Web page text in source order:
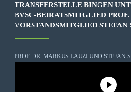
TRANSFERSTELLE BINGEN
BVSC-BEIRATSMITGLIED
VORSTANDSMITGLIED STEFAN
PROF. DR. MARKUS LAUZI UND STEFAN